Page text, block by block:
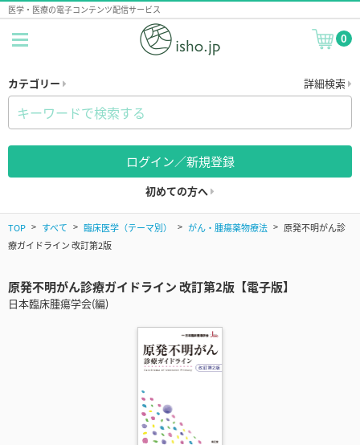
医学・医療の電子コンテンツ配信サービス
0
カテゴリー 詳細検索
ログイン／新規登録
初めての方へ
TOP すべて 臨床医学（テーマ別） がん・腫瘍薬物療法
原発不明がん診
療ガイドライン 改訂第2版
原発不明がん診療ガイドライン 改訂第2版【電子版】
日本臨床腫瘍学会(編)